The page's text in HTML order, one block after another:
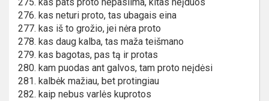
276. kas neturi proto, tas ubagais eina
277. kas iš to grožio, jei nėra proto
278. kas daug kalba, tas maža teišmano
279. kas bagotas, pas tą ir protas
280. kam puodas ant galvos, tam proto neįdėsi
281. kalbėk mažiau, bet protingiau
282. kaip nebus varlės kuprotos